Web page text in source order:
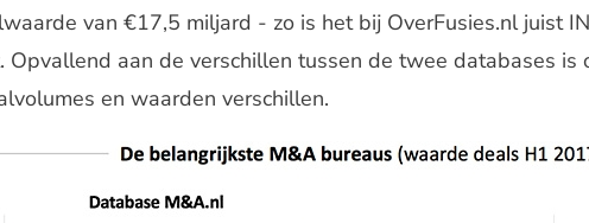
van €17,5 miljard - zo is het bij OverFusies.nl juist
Opvallend aan de verschillen tussen de twee databases is
en waarden verschillen.